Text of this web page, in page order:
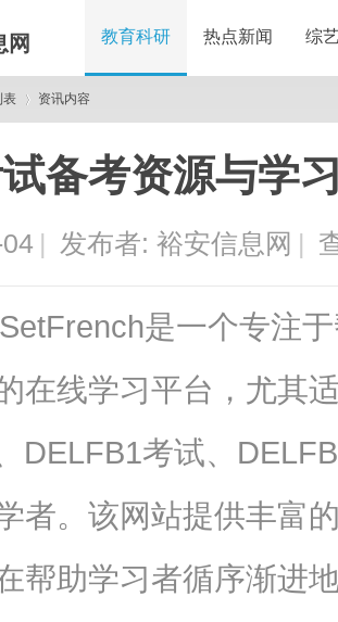
网 教育科研 热点新闻 综
表
›
资讯内容
备考资源与学
| 发布者: 裕安信息网 |
是一个专注
在线学习平台，尤其
DELFB1考试、
者。该网站提供丰富
帮助学习者循序渐进